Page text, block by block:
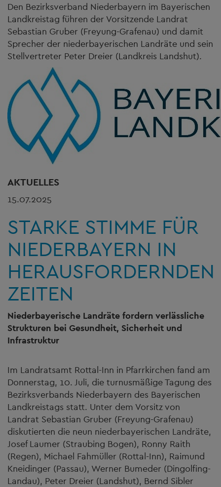
Den Bezirksverband Niederbayern im Bayerischen
Landkreistag führen der Vorsitzende Landrat
Sebastian Gruber (Freyung-Grafenau) und damit
Sprecher der niederbayerischen Landräte und sein
Stellvertreter Peter Dreier (Landkreis Landshut).
AKTUELLES
15.07.2025
STARKE STIMME FÜR
NIEDERBAYERN IN
HERAUSFORDERNDEN
ZEITEN
Niederbayerische Landräte fordern verlässliche
Strukturen bei Gesundheit, Sicherheit und
Infrastruktur
Im Landratsamt Rottal-Inn in Pfarrkirchen fand am
Donnerstag, 10. Juli, die turnusmäßige Tagung des
Bezirksverbands Niederbayern des Bayerischen
Landkreistags statt. Unter dem Vorsitz von
Landrat Sebastian Gruber (Freyung-Grafenau)
diskutierten die neun niederbayerischen Landräte,
Josef Laumer (Straubing Bogen), Ronny Raith
(Regen), Michael Fahmüller (Rottal-Inn), Raimund
Kneidinger (Passau), Werner Bumeder (Dingolfing-
Landau), Peter Dreier (Landshut), Bernd Sibler